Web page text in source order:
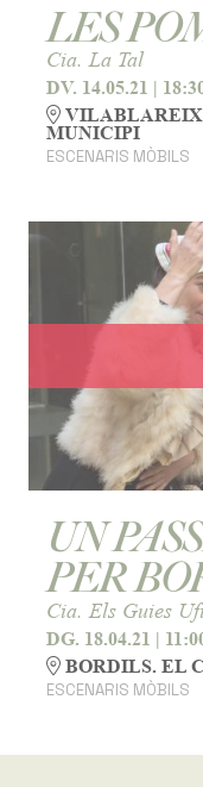
LES
Cia. La Tal
DV. 14.05.21 |
MUNICIPI
ESCENARIS MÒBILS
UN
PER
Cia. Els Guies
DG. 18.04.21 |
BORDILS. EL
ESCENARIS MÒBILS